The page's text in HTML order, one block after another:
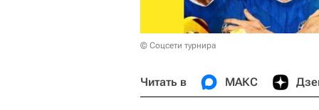
© Соцсети турнира
Читать в МАКС